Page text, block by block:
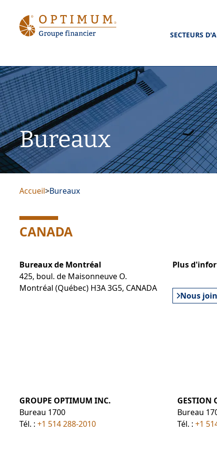
SECTEURS
Bureaux
Accueil>Bureaux
CANADA
Bureaux de Montréal
425, boul. de Maisonneuve O.
Montréal (Québec) H3A 3G5, CANADA
Plus
Nous
GROUPE OPTIMUM INC.
Bureau 1700
Tél. : +1 514 288-2010
GESTION
Bureau
Tél. : +1